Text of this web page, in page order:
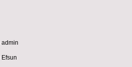
admin
Efsun